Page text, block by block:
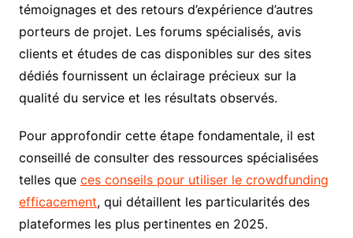
témoignages et des retours d’expérience d’autres
porteurs de projet. Les forums spécialisés, avis
clients et études de cas disponibles sur des sites
dédiés fournissent un éclairage précieux sur la
qualité du service et les résultats observés.
Pour approfondir cette étape fondamentale, il est
conseillé de consulter des ressources spécialisées
telles que ces conseils pour utiliser le crowdfunding
efficacement, qui détaillent les particularités des
plateformes les plus pertinentes en 2025.